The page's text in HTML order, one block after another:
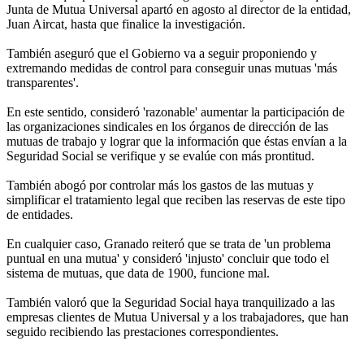
Junta de Mutua Universal apartó en agosto al director de la entidad,
Juan Aircat, hasta que finalice la investigación.
También aseguró que el Gobierno va a seguir proponiendo y
extremando medidas de control para conseguir unas mutuas 'más
transparentes'.
En este sentido, consideró 'razonable' aumentar la participación de
las organizaciones sindicales en los órganos de dirección de las
mutuas de trabajo y lograr que la información que éstas envían a la
Seguridad Social se verifique y se evalúe con más prontitud.
También abogó por controlar más los gastos de las mutuas y
simplificar el tratamiento legal que reciben las reservas de este tipo
de entidades.
En cualquier caso, Granado reiteró que se trata de 'un problema
puntual en una mutua' y consideró 'injusto' concluir que todo el
sistema de mutuas, que data de 1900, funcione mal.
También valoró que la Seguridad Social haya tranquilizado a las
empresas clientes de Mutua Universal y a los trabajadores, que han
seguido recibiendo las prestaciones correspondientes.